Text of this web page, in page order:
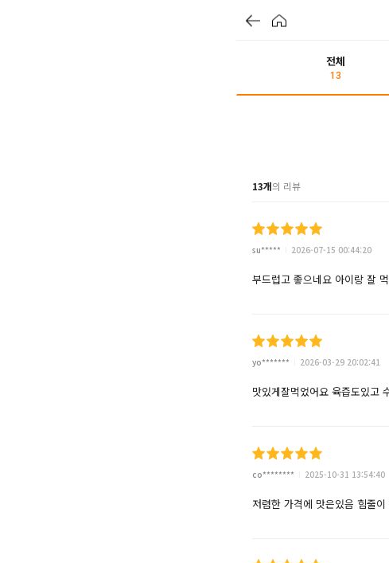
전체
13
13개의 리뷰
su***** 2026-07-15 00:44:20
부드럽고 좋으네요 아이랑 잘
yo******* 2026-03-29 20:02:41
맛있게잘먹었어요 육즙도있고
co******** 2025-10-31 13:54:40
저렴한 가격에 맛은있음 힘줄